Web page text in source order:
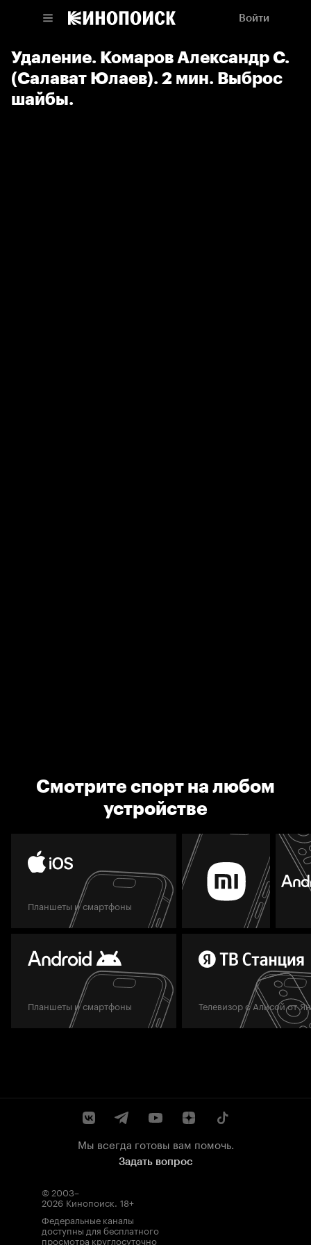
Войти
Удаление. Комаров Александр С.
(Салават Юлаев). 2 мин. Выброс
шайбы.
Смотрите спорт на любом
устройстве
Планшеты и смартфоны
Планшеты и смартфоны Телевизор с Алисой от
Мы всегда готовы вам помочь.
Задать вопрос
© 2003–
2026 Кинопоиск. 18+
Федеральные каналы
доступны для бесплатного
просмотра круглосуточно